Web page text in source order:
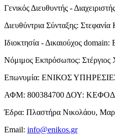
Γενικός Διευθυντής -
Διευθύντρια Σύνταξης: Στεφανία
Ιδιοκτησία - Δικαιούχος domain:
Νόμιμος Εκπρόσωπος: Στέργιος
Επωνυμία: ΕΝΙΚΟΣ
ΑΦΜ: 800384700 ΔΟΥ:
Έδρα: Πλαστήρα Νικολάου,
Email: info@enikos.gr